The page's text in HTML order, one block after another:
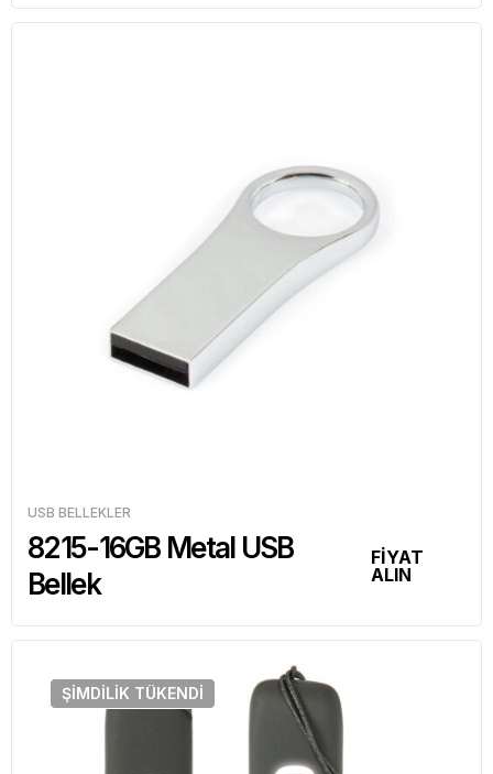
USB BELLEKLER
8215-16GB Metal USB
Bellek
FİYAT
ALIN
ŞIMDILIK TÜKENDI